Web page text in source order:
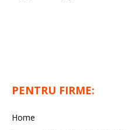
PENTRU FIRME:
Home